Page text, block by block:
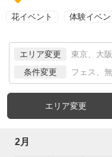
花イベント 体験イベン
エリア変更 東京、大
条件変更 フェス、
エリア変更
2月